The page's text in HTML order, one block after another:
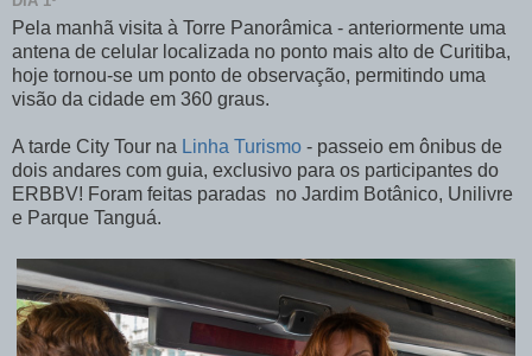
Pela manhã visita à Torre Panorâmica - anteriormente uma
antena de celular localizada no ponto mais alto de Curitiba,
hoje tornou-se um ponto de observação, permitindo uma
visão da cidade em 360 graus.
A tarde City Tour na Linha Turismo - passeio em ônibus de
dois andares com guia, exclusivo para os participantes do
ERBBV! Foram feitas paradas no Jardim Botânico, Unilivre
e Parque Tanguá.